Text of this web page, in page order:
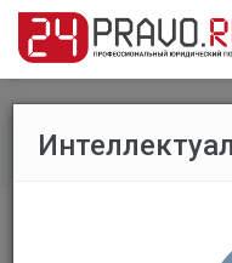
Все вопросы / Прочее